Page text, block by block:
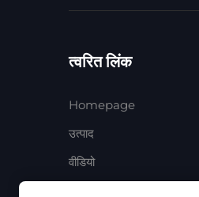
त्वरित लिंक
Homepage
उत्पाद
वीडियो